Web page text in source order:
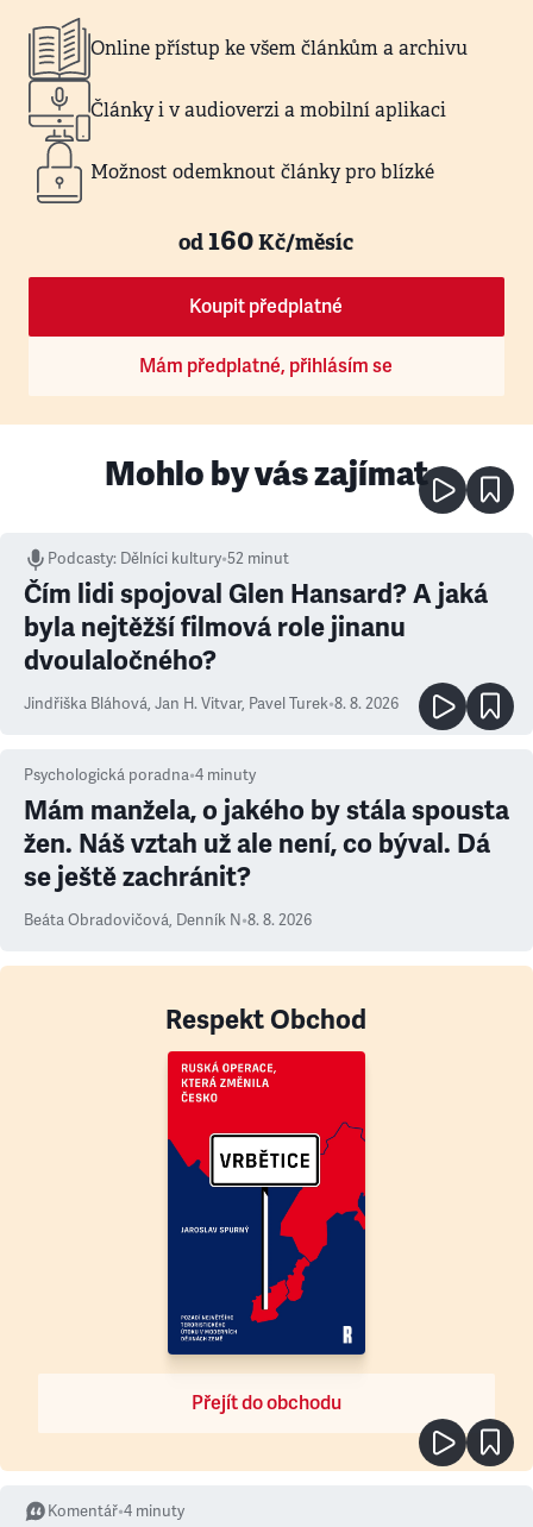
Online přístup ke všem článkům a archivu
Články i v audioverzi a mobilní aplikaci
Možnost odemknout články pro blízké
od160Kč/měsíc
Koupit předplatné
Mám předplatné, přihlásím se
Mohlo by vás zajímat
Podcasty: Dělníci kultury•52 minut
Čím lidi spojoval Glen Hansard? A jaká
byla nejtěžší filmová role jinanu
dvoulaločného?
Jindřiška Bláhová, Jan H. Vitvar, Pavel Turek•8. 8. 2026
Psychologická poradna•4 minuty
Mám manžela, o jakého by stála spousta
žen. Náš vztah už ale není, co býval. Dá
se ještě zachránit?
Beáta Obradovičová, Denník N•8. 8. 2026
Respekt Obchod
Přejít do obchodu
Komentář•4 minuty